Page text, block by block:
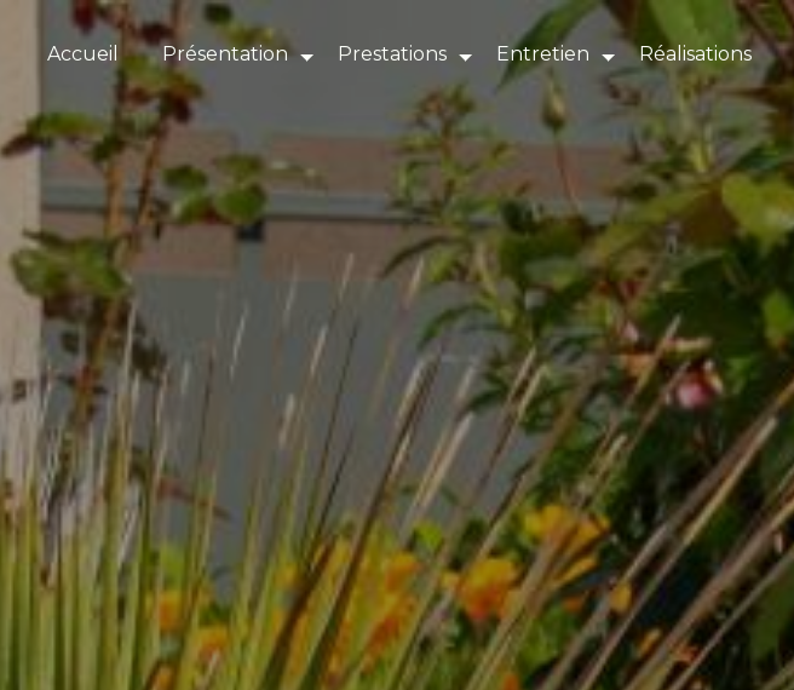
Accueil Présentation Prestations Entretien Réalisations
Panneau de gestion des cookies